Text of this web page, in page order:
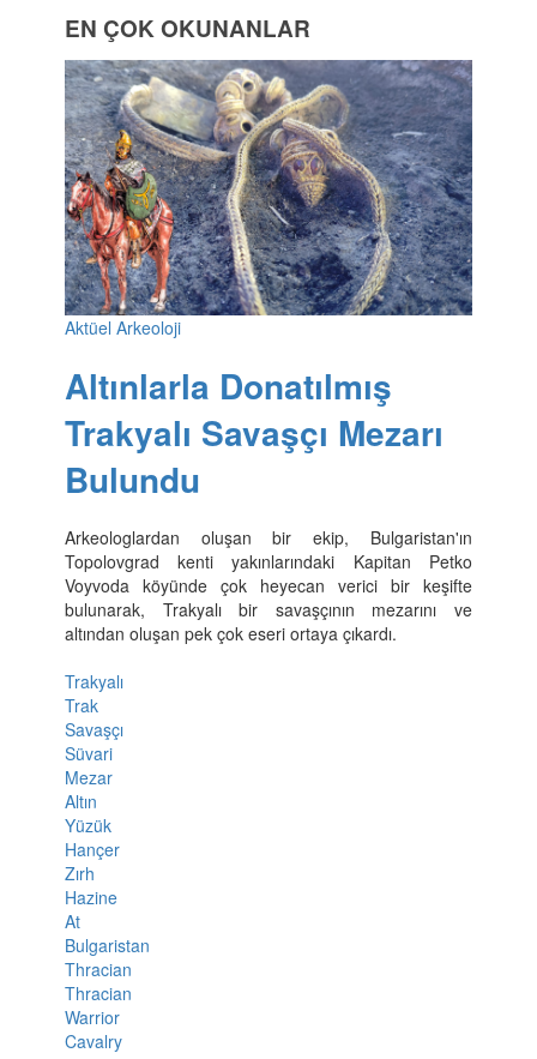
EN ÇOK OKUNANLAR
Aktüel Arkeoloji
Altınlarla Donatılmış
Trakyalı Savaşçı Mezarı
Bulundu
Arkeologlardan oluşan bir ekip, Bulgaristan'ın
Topolovgrad kenti yakınlarındaki Kapitan Petko
Voyvoda köyünde çok heyecan verici bir keşifte
bulunarak, Trakyalı bir savaşçının mezarını ve
altından oluşan pek çok eseri ortaya çıkardı.
Trakyalı
Trak
Savaşçı
Süvari
Mezar
Altın
Yüzük
Hançer
Zırh
Hazine
At
Bulgaristan
Thracian
Thracian
Warrior
Cavalry